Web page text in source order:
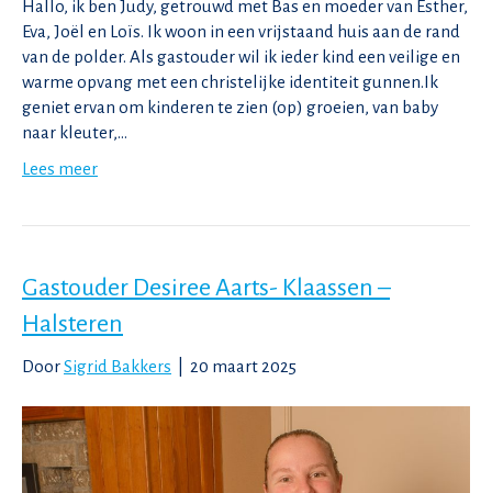
Hallo, ik ben Judy, getrouwd met Bas en moeder van Esther,
Eva, Joël en Loïs. Ik woon in een vrijstaand huis aan de rand
van de polder. Als gastouder wil ik ieder kind een veilige en
warme opvang met een christelijke identiteit gunnen.Ik
geniet ervan om kinderen te zien (op) groeien, van baby
naar kleuter,…
Lees meer
Gastouder Desiree Aarts- Klaassen –
Halsteren
DoorSigrid Bakkers 20 maart 2025